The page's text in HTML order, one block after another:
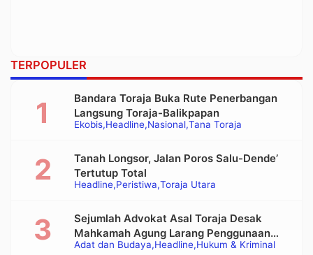
TERPOPULER
Ekobis Headline Nasional Tana Toraja
Bandara Toraja Buka Rute Penerbangan
Langsung Toraja-Balikpapan
Headline Peristiwa Toraja Utara
Tanah Longsor, Jalan Poros Salu-Dende’
Tertutup Total
Adat dan Budaya Headline Hukum & Kriminal
Sejumlah Advokat Asal Toraja Desak
Mahkamah Agung Larang Penggunaan
Alat Berat pada Eksekusi Rumah Adat